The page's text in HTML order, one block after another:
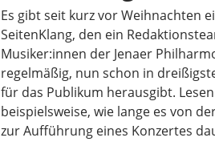
Es gibt seit kurz vor Weihnachten
SeitenKlang, den ein
Musiker:innen der Jenaer
regelmäßig, nun schon in
für das Publikum herausgibt.
beispielsweise, wie lange es von
zur Aufführung eines Konzertes